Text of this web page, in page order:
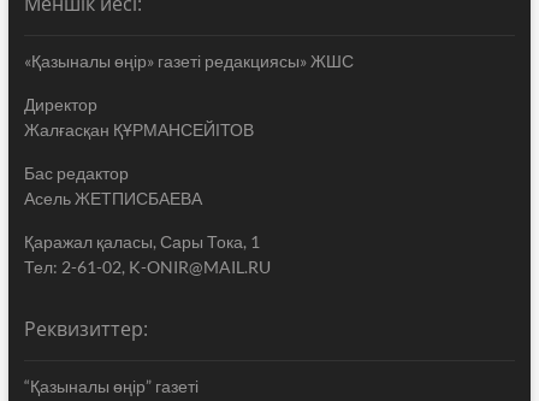
«Қазыналы өңір» газеті редакциясы» ЖШС
Директор
Жалғасқан ҚҰРМАНСЕЙІТОВ
Бас редактор
Асель ЖЕТПИСБАЕВА
Қаражал қаласы, Сары Тока, 1
Тел: 2-61-02, K-ONIR@MAIL.RU
Реквизиттер:
“Қазыналы өңір” газеті